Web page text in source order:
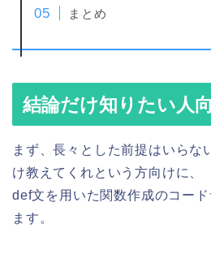
まとめ
結論だけ知りたい人
まず、長々とした前提はいらな
け教えてくれという方向けに、
def文を用いた関数作成のコー
ます。